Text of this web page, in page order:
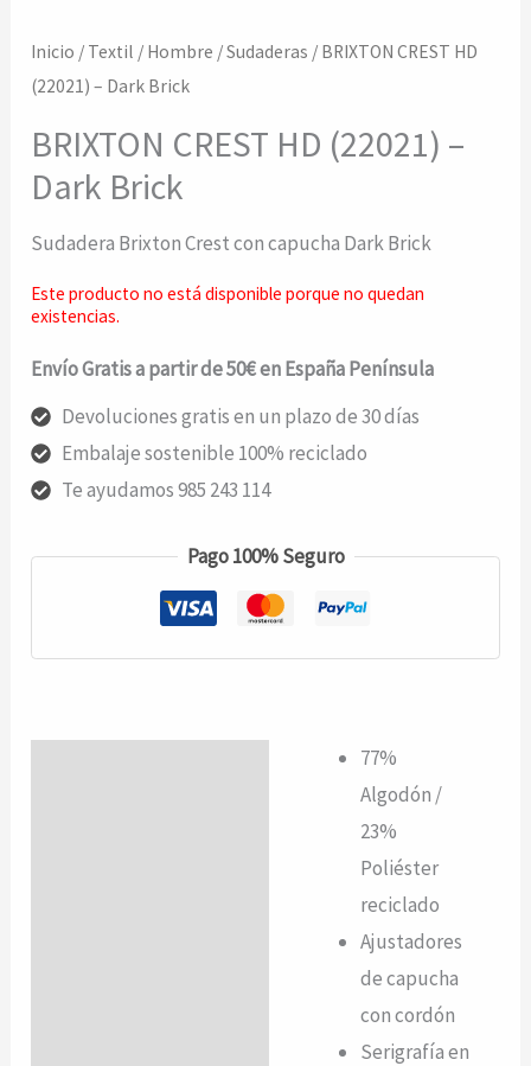
Inicio / Textil / Hombre /Sudaderas / BRIXTON CREST HD
(22021) – Dark Brick
BRIXTON CREST HD (22021) –
Dark Brick
Sudadera Brixton Crest con capucha Dark Brick
Este producto no está disponible porque no quedan
existencias.
Envío Gratis a partir de 50€ en España Península
Devoluciones gratis en un plazo de 30 días
Embalaje sostenible 100% reciclado
Te ayudamos 985 243 114
Pago 100% Seguro
77%
Algodón /
23%
Poliéster
reciclado
Ajustadores
de capucha
con cordón
Serigrafía en